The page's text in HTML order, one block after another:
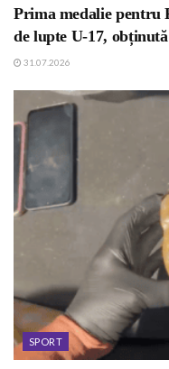
Prima medalie pentru
de lupte U-17,
31.07.2026
SPORT